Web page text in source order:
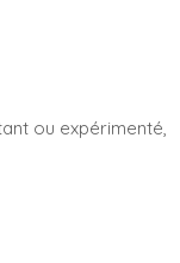
ou expérimenté,